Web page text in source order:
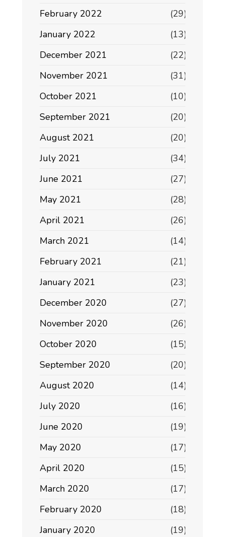
February 2022
(29)
January 2022
(13)
December 2021
(22)
November 2021
(31)
October 2021
(10)
September 2021
(20)
August 2021
(20)
July 2021
(34)
June 2021
(27)
May 2021
(28)
April 2021
(26)
March 2021
(14)
February 2021
(21)
January 2021
(23)
December 2020
(27)
November 2020
(26)
October 2020
(15)
September 2020
(20)
August 2020
(14)
July 2020
(16)
June 2020
(19)
May 2020
(17)
April 2020
(15)
March 2020
(17)
February 2020
(18)
January 2020
(19)